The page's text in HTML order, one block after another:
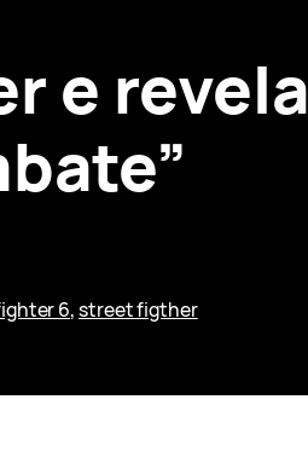
e revela
6, street figther